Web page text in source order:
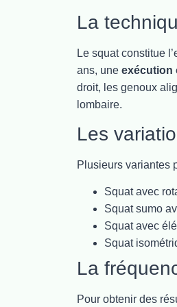
La
Le squat constitue
ans, une exécution
droit, les genoux
lombaire.
Les
Plusieurs variantes
Squat avec
Squat sumo
Squat avec
Squat
La
Pour obtenir des